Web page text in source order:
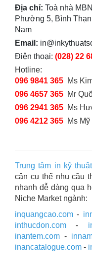
Địa chỉ: Toà nhà
Phường 5, Bình
Nam
Email:
Điện thoại: (028) 22
Hotline:
096 9841 365 Ms
096 4657 365 Mr
096 2941 365 Ms
096 4212 365 Ms
Trung tâm in kỹ
cận cụ thể nhu cầu
nhanh dễ dàng qua
Niche Market ngành:
inquangcao.com -
inthucdon.com -
inantem.com -
inancatalogue.com -